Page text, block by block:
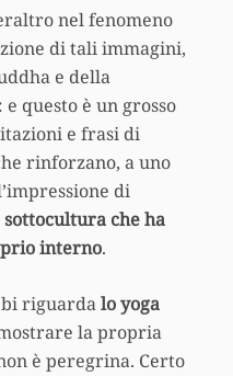
nel fenomeno
di tali immagini,
e della
questo è un grosso
e frasi di
rinforzano, a uno
di
sottocultura che ha
interno.
riguardalo yoga
la propria
è peregrina. Certo